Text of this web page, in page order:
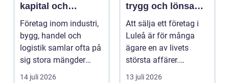
kapital och
lagerutrymme
Företag inom industri,
bygg, handel och
logistik samlar ofta på
sig stora mängder
lastpallar. De tar...
14 juli 2026
trygg och lönsam
affär
Att sälja ett företag i
Luleå är för många
ägare en av livets
största affärer.
Beslutet rymmer både
13 juli 2026